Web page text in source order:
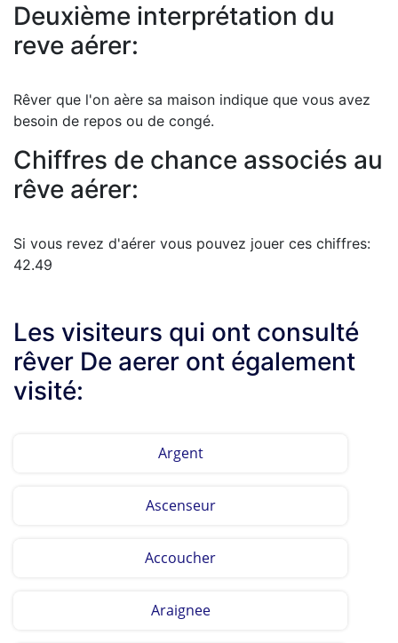
Deuxième interprétation du
reve aérer:
Rêver que l'on aère sa maison indique que vous avez
besoin de repos ou de congé.
Chiffres de chance associés au
rêve aérer:
Si vous revez d'aérer vous pouvez jouer ces chiffres:
42.49
Les visiteurs qui ont consulté
rêver De aerer ont également
visité:
Argent
Ascenseur
Accoucher
Araignee